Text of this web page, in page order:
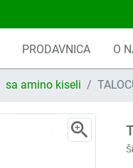
PRODAVNICA O
sa amino kiseli
zoom_in